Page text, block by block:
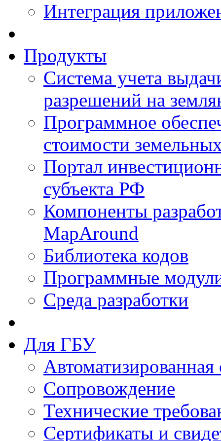
Интеграция
Продукты
Система учета
разрешений на
Программное
стоимости
Портал
субъекта РФ
Компоненты
MapAround
Библиотека кодов
Программные
Среда разработки
Для ГБУ
Сопровождение
Технические
Сертификаты и